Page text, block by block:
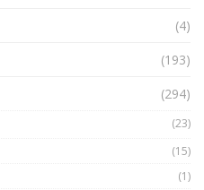
(4)
(193)
(294)
(23)
(15)
(1)